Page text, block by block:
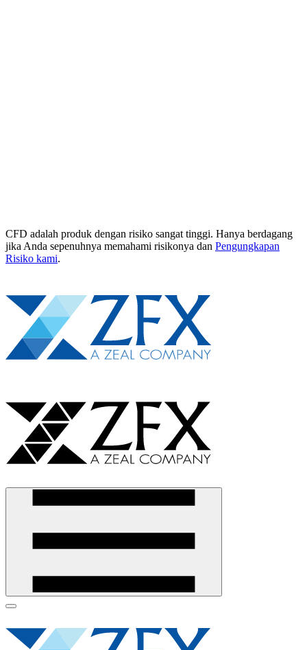
CFD adalah produk dengan risiko sangat tinggi. Hanya berdagang
jika Anda sepenuhnya memahami risikonya dan Pengungkapan
Risiko kami.